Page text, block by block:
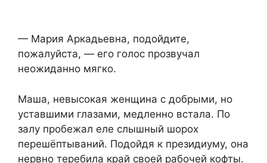
— Мария Аркадьевна, подойдите,
пожалуйста, — его голос прозвучал
неожиданно мягко.
Маша, невысокая женщина с добрыми, но
уставшими глазами, медленно встала. По
залу пробежал еле слышный шорох
перешёптываний. Подойдя к президиуму, она
нервно теребила край своей рабочей кофты.